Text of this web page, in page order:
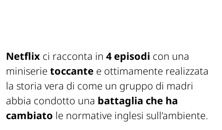
Netflix ci racconta in 4 episodi con una
miniserie toccante e ottimamente realizzata
la storia vera di come un gruppo di madri
abbia condotto una battaglia che ha
cambiato le normative inglesi sull’ambiente.